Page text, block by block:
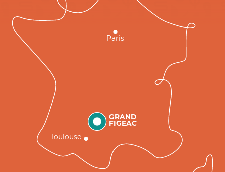
GRAND
FIGEAC
Toulouse
Paris